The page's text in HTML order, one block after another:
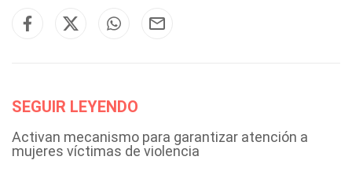
SEGUIR LEYENDO
Activan mecanismo para garantizar atención a
mujeres víctimas de violencia